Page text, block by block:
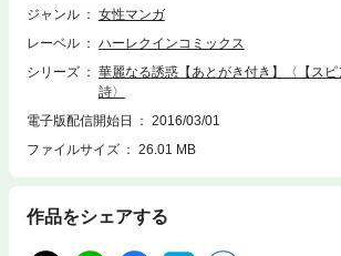
奪われて――!?
ジャンル
女性マンガ
レーベル
ハーレクインコミックス
シリーズ
華麗なる誘惑【あとがき付き】〈【ス
詩〉
電子版配信開始日
2016/03/01
ファイルサイズ
26.01 MB
作品をシェアする